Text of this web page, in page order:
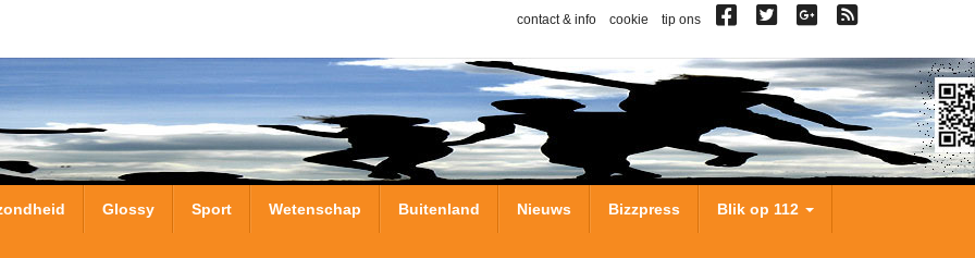
contact & info cookie tip ons
Glossy Sport Wetenschap Buitenland Nieuws Bizzpress Blik op 112